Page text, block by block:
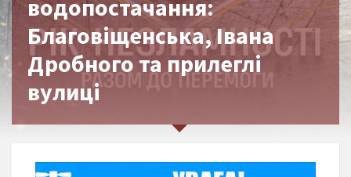
водопостачання:
Благовіщенська, Івана
Дробного та прилеглі
вулиці